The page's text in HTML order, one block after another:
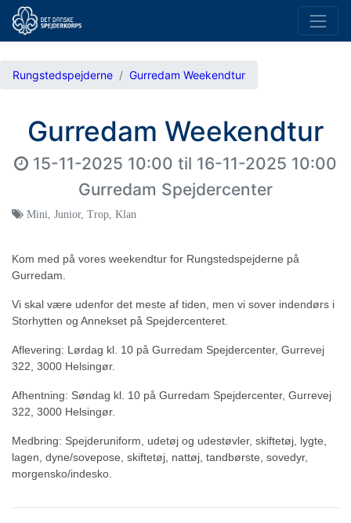
Rungstedspejderne Gurredam Weekendtur
Gurredam Weekendtur
15-11-2025 10:00 til 16-11-2025 10:00
Gurredam Spejdercenter
Mini Junior, Trop Klan
Kom med på vores weekendtur for Rungstedspejderne på
Gurredam.
Vi skal være udenfor det meste af tiden, men vi sover indendørs i
Storhytten og Annekset på Spejdercenteret.
Aflevering: Lørdag kl. 10 på Gurredam Spejdercenter, Gurrevej
322, 3000 Helsingør.
Afhentning: Søndag kl. 10 på Gurredam Spejdercenter, Gurrevej
322, 3000 Helsingør.
Medbring: Spejderuniform, udetøj og udestøvler, skiftetøj, lygte,
lagen, dyne/sovepose, skiftetøj, nattøj, tandbørste, sovedyr,
morgensko/indesko.